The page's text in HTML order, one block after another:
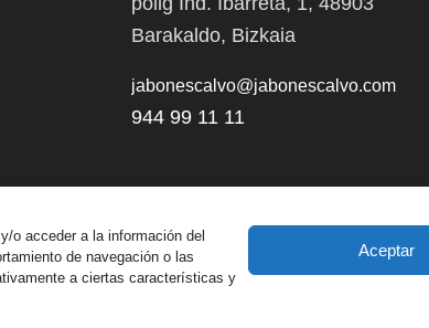
o acceder a la información del
de navegación o las
a ciertas características y
Aceptar
Barakaldo, Bizkaia
jabonescalvo@jabonescalvo.com
944 99 11 11